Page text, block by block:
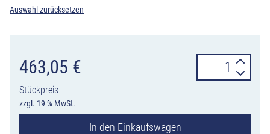
Auswahl zurücksetzen
463,05 €
Stückpreis
zzgl. 19 % MwSt.
Absperrpfosten
SESAMplus
Dreikant
In den Einkaufswagen